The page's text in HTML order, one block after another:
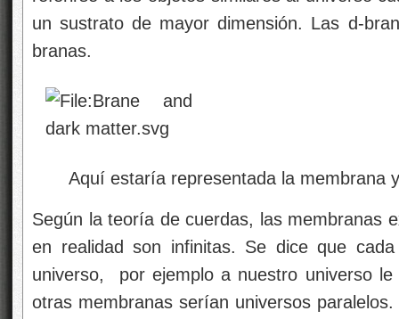
un sustrato de mayor dimensión. Las d-
branas.
Aquí estaría representada la membrana
Según la teoría de cuerdas, las membranas
en realidad son infinitas. Se dice que
universo, por ejemplo a nuestro universo
otras membranas serían universos